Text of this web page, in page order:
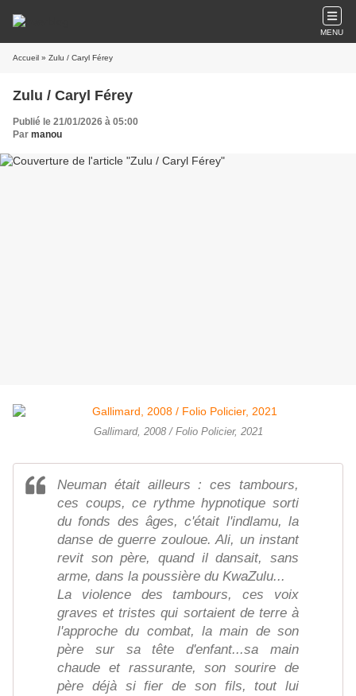
MENU
Accueil » Zulu / Caryl Férey
Zulu / Caryl Férey
Publié le 21/01/2026 à 05:00
Par manou
Gallimard, 2008 / Folio Policier, 2021
Neuman était ailleurs : ces tambours,
ces coups, ce rythme hypnotique sorti
du fonds des âges, c'était l'indlamu, la
danse de guerre zouloue. Ali, un instant
revit son père, quand il dansait, sans
arme, dans la poussière du KwaZulu...
La violence des tambours, ces voix
graves et tristes qui sortaient de terre à
l'approche du combat, la main de son
père sur sa tête d'enfant...sa main
chaude et rassurante, son sourire de
père déjà si fier de son fils, tout lui